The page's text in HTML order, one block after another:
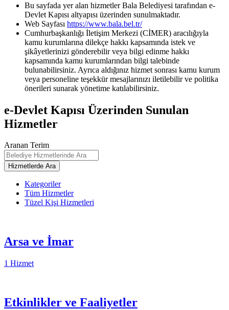
Bu sayfada yer alan hizmetler Bala Belediyesi tarafından e-
Devlet Kapısı altyapısı üzerinden sunulmaktadır.
Web Sayfası https://www.bala.bel.tr/
Cumhurbaşkanlığı İletişim Merkezi (CİMER) aracılığıyla
kamu kurumlarına dilekçe hakkı kapsamında istek ve
şikâyetlerinizi gönderebilir veya bilgi edinme hakkı
kapsamında kamu kurumlarından bilgi talebinde
bulunabilirsiniz. Ayrıca aldığınız hizmet sonrası kamu kurum
veya personeline teşekkür mesajlarınızı iletilebilir ve politika
önerileri sunarak yönetime katılabilirsiniz.
e-Devlet Kapısı Üzerinden Sunulan
Hizmetler
Aranan Terim
Kategoriler
Tüm Hizmetler
Tüzel Kişi Hizmetleri
Arsa ve İmar
1 Hizmet
Etkinlikler ve Faaliyetler